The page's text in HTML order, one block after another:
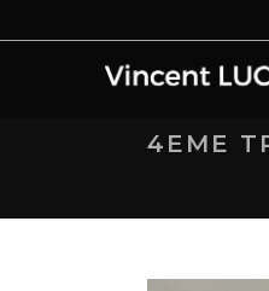
4EME